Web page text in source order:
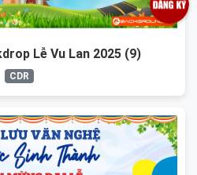
Lễ Vu Lan 2025 (9)
CDR